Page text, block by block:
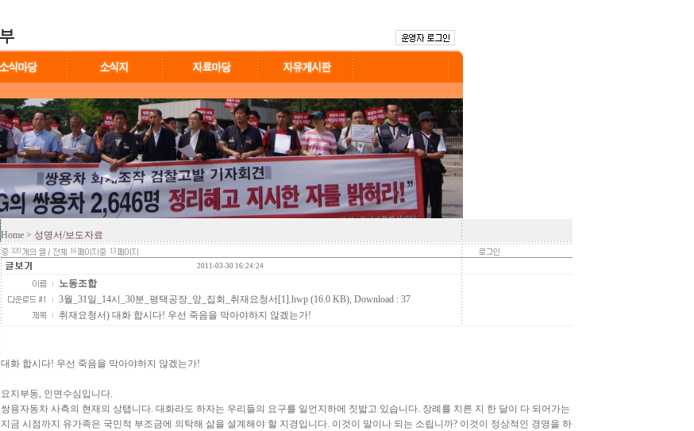
Home > 성명서/보도자료
320 16
13
2011-03-30 16:24:24
노동조합
3월_31일_14시_30분_평택공장_앞_집회_취재요청서[1].hwp (16.0 KB) , Download : 37
취재요청서) 대화 합시다! 우선 죽음을 막아야하지 않겠는가!
대화 합시다! 우선 죽음을 막아야하지 않겠는가!
요지부동, 인면수심입니다.
쌍용자동차 사측의 현재의 상탭니다. 대화라도 하자는 우리들의 요구를 일언지하에 짓밟고 있습니다. 장례를 치른 지 한 달이 다 되어가는
지금 시점까지 유가족은 국민적 부조금에 의탁해 삶을 설계해야 할 지경입니다. 이것이 말이나 되는 소립니까? 이것이 정상적인 경영을 하